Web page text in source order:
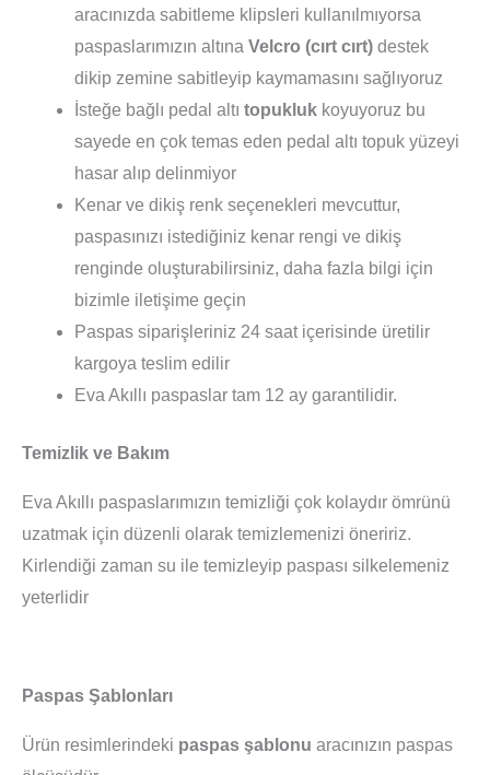
aracınızda sabitleme klipsleri kullanılmıyorsa
paspaslarımızın altına Velcro (cırt cırt) destek
dikip zemine sabitleyip kaymamasını sağlıyoruz
İsteğe bağlı pedal altı topukluk koyuyoruz bu
sayede en çok temas eden pedal altı topuk yüzeyi
hasar alıp delinmiyor
Kenar ve dikiş renk seçenekleri mevcuttur,
paspasınızı istediğiniz kenar rengi ve dikiş
renginde oluşturabilirsiniz, daha fazla bilgi için
bizimle iletişime geçin
Paspas siparişleriniz 24 saat içerisinde üretilir
kargoya teslim edilir
Eva Akıllı paspaslar tam 12 ay garantilidir.
Temizlik ve Bakım
Eva Akıllı paspaslarımızın temizliği çok kolaydır ömrünü
uzatmak için düzenli olarak temizlemenizi öneririz.
Kirlendiği zaman su ile temizleyip paspası silkelemeniz
yeterlidir
Paspas Şablonları
Ürün resimlerindeki paspas şablonu aracınızın paspas